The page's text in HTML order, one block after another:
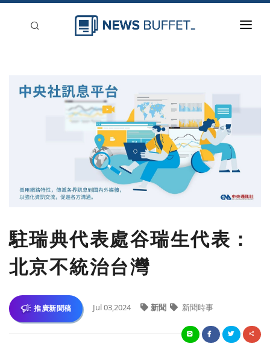
駐瑞典代表處谷瑞生代表：
北京不統治台灣
推廣新聞稿 Jul 03,2024 新聞 新聞時事